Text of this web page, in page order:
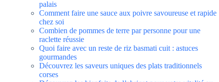
palais
Comment faire une sauce aux poivre savoureuse et rapide
chez soi
Combien de pommes de terre par personne pour une
raclette réussie
Quoi faire avec un reste de riz basmati cuit : astuces
gourmandes
Découvrez les saveurs uniques des plats traditionnels
corses